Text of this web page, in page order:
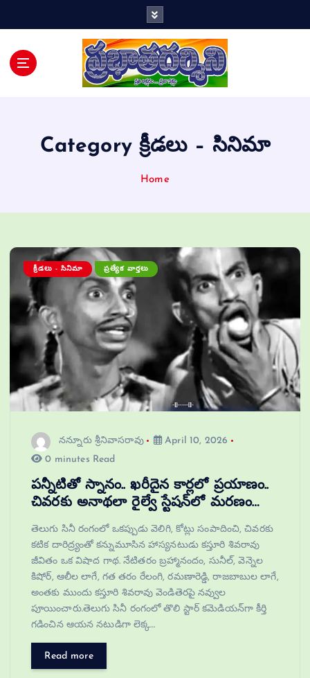
Category క్రీడలు – సినిమా
Home
క్రీడలు - సినిమా ప్రత్యేక వార్తలు
నన్నూరు శ్రీనివాసరావు
April 10, 2026
0 minutes Read
పన్నీటితో స్నానం.. ఖరీదైన కార్లలో ప్రయాణం..
చివరకు అనాథలా రైల్వే స్టేషన్‌లో మరణం…
తెలుగు సినీ రంగంలో ఒకప్పుడు వెలిగి, కోట్లు సంపాదించి, చివరకు
కటిక దారిద్ర్యంతో కన్నుమూసిన హాస్యనటుడు కస్తూరి శివరావు
జీవితం ఒక విషాద గాథ. నేటితరం బ్రహ్మానందం, సునీల్, వెన్నెల
కిషోర్, ఆలీల లాగే, గత తరం రేలంగి, రమణారెడ్డి, రాజబాబుల లాగే,
అంతకు ముందు కస్తూరి శివరావు వెండితెరపై నవ్వుల
పూయించారు.తెలుగు సినీ రంగంలో తొలి స్టార్ కమెడియన్‌గా కీర్తి
గడించిన ఆయన నటుడిగా లెక్క…
Read more